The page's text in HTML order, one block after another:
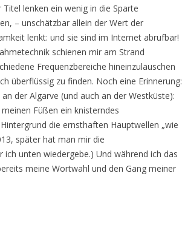
lenken ein wenig in die Sparte
– unschätzbar allein der Wert der
lenkt: und sie sind im Internet abrufbar!
schienen mir am Strand
Frequenzbereiche hineinzulauschen
überflüssig zu finden. Noch eine Erinnerung:
der Algarve (und auch an der Westküste):
Füßen ein knisterndes
die ernsthaften Hauptwellen „wie
später hat man mir die
unten wiedergebe.) Und während ich das
meine Wortwahl und den Gang meiner